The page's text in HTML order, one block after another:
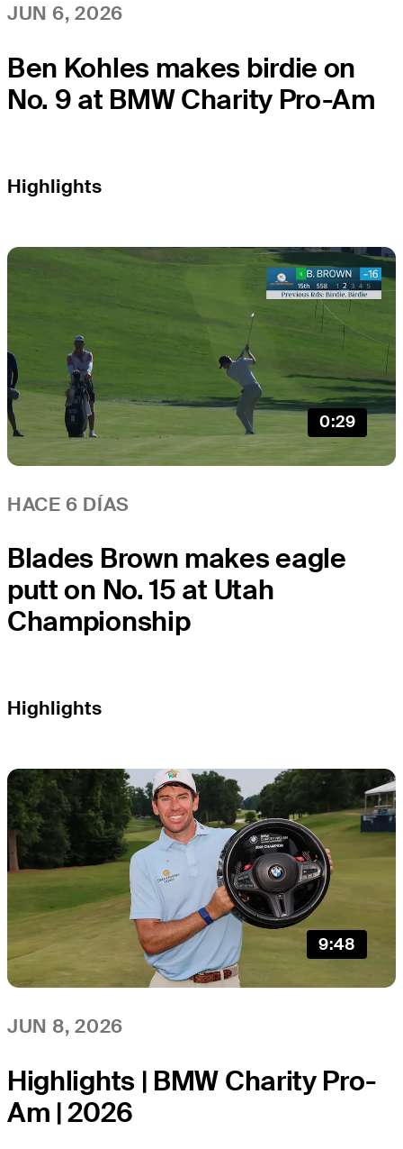
JUN 6, 2026
Ben Kohles makes birdie on
No. 9 at BMW Charity Pro-Am
Highlights
0:29
HACE 6 DÍAS
Blades Brown makes eagle
putt on No. 15 at Utah
Championship
Highlights
9:48
JUN 8, 2026
Highlights | BMW Charity Pro-
Am | 2026